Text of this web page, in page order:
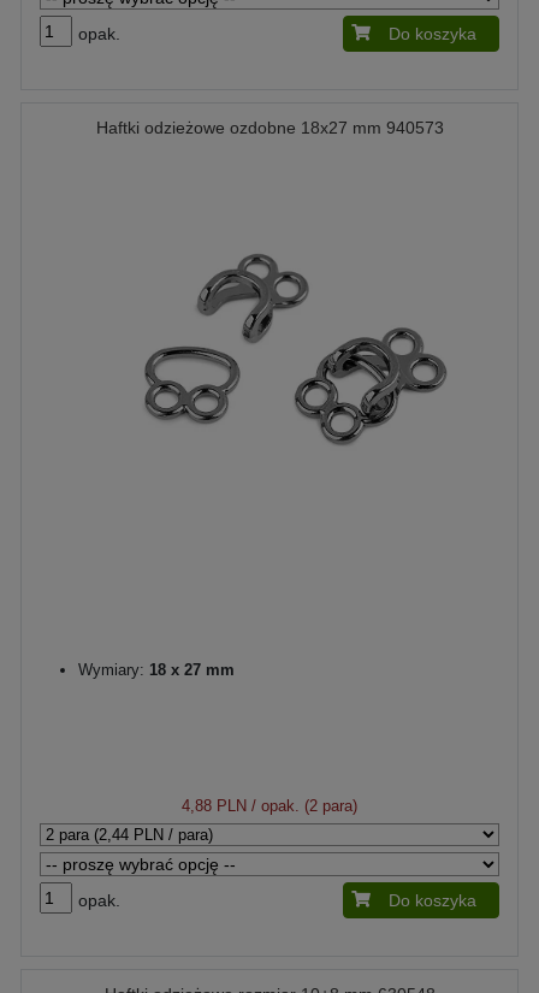
opak. Do koszyka
Haftki odzieżowe ozdobne 18x27 mm 940573
Wymiary: 18 x 27 mm
4,88 PLN / opak. (2 para)
opak. Do koszyka